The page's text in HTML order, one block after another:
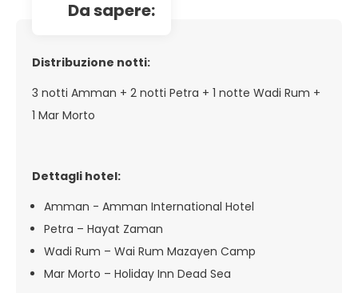
da sapere:
Distribuzione notti:
3 notti Amman + 2 notti Petra + 1 notte Wadi Rum +
1 Mar Morto
Dettagli hotel:
Amman - Amman International Hotel
Petra – Hayat Zaman
Wadi Rum – Wai Rum Mazayen Camp
Mar Morto – Holiday Inn Dead Sea